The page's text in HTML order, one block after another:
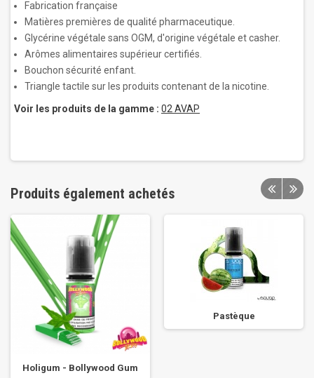
Fabrication française
Matières premières de qualité pharmaceutique.
Glycérine végétale sans OGM, d'origine végétale et casher.
Arômes alimentaires supérieur certifiés.
Bouchon sécurité enfant.
Triangle tactile sur les produits contenant de la nicotine.
Voir les produits de la gamme : 02 AVAP
Produits également achetés
Holigum - Bollywood Gum
Pastèque